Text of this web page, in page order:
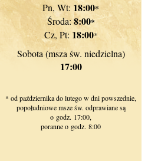
Pn, Wt: 18:00*
Środa:8:00*
Cz, Pt: 18:00*
Sobota (msza św. niedzielna)
17:00
* od października do lutego w dni powszednie,
popołudniowe msze św. odprawiane są
o godz. 17:00,
poranne o godz. 8:00